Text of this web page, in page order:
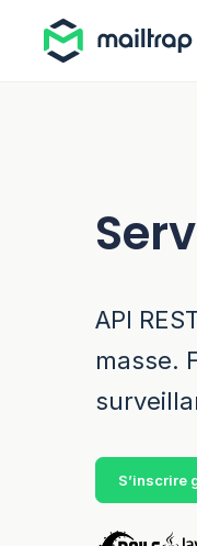
API
masse.
S’inscrire